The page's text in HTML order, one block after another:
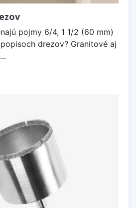
pojmy 6/4, 1 1/2 (60 mm)
drezov? Granitové aj